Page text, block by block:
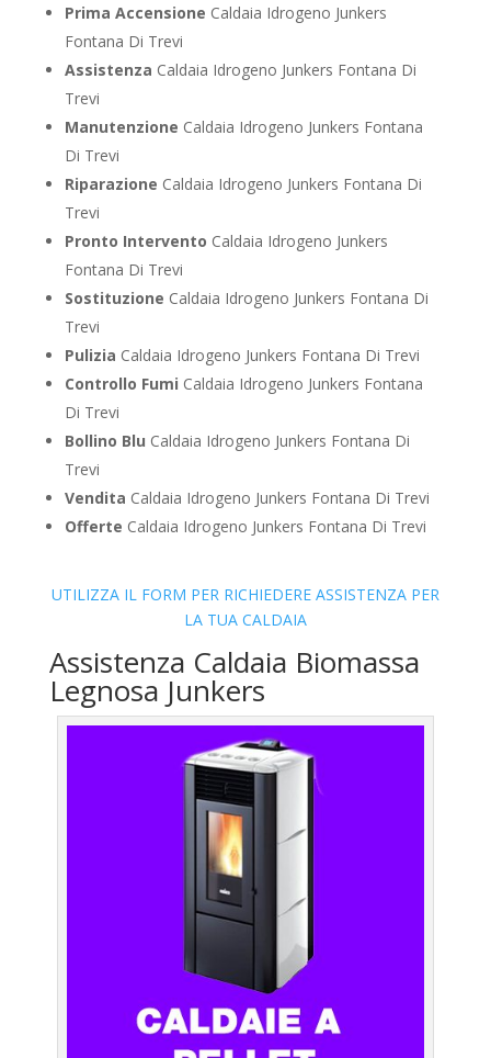
Prima Accensione Caldaia Idrogeno Junkers
Fontana Di Trevi
Assistenza Caldaia Idrogeno Junkers Fontana Di
Trevi
Manutenzione Caldaia Idrogeno Junkers Fontana
Di Trevi
Riparazione Caldaia Idrogeno Junkers Fontana Di
Trevi
Pronto Intervento Caldaia Idrogeno Junkers
Fontana Di Trevi
Sostituzione Caldaia Idrogeno Junkers Fontana Di
Trevi
Pulizia Caldaia Idrogeno Junkers Fontana Di Trevi
Controllo Fumi Caldaia Idrogeno Junkers Fontana
Di Trevi
Bollino Blu Caldaia Idrogeno Junkers Fontana Di
Trevi
Vendita Caldaia Idrogeno Junkers Fontana Di Trevi
Offerte Caldaia Idrogeno Junkers Fontana Di Trevi
UTILIZZA IL FORM PER RICHIEDERE ASSISTENZA PER
LA TUA CALDAIA
Assistenza Caldaia Biomassa
Legnosa Junkers